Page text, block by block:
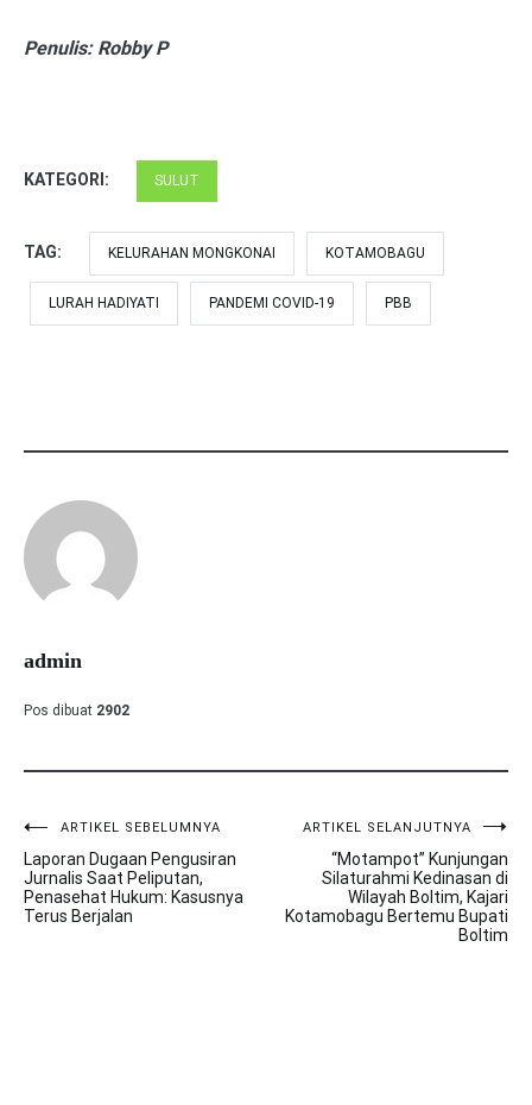
Penulis: Robby P
KATEGORI: SULUT
TAG: KELURAHAN MONGKONAI KOTAMOBAGU
LURAH HADIYATI PANDEMI COVID-19 PBB
admin
Pos dibuat 2902
Navigasi
pos
ARTIKEL SEBELUMNYA
Laporan Dugaan Pengusiran
Jurnalis Saat Peliputan,
Penasehat Hukum: Kasusnya
Terus Berjalan
ARTIKEL SELANJUTNYA
“Motampot” Kunjungan
Silaturahmi Kedinasan di
Wilayah Boltim, Kajari
Kotamobagu Bertemu Bupati
Boltim